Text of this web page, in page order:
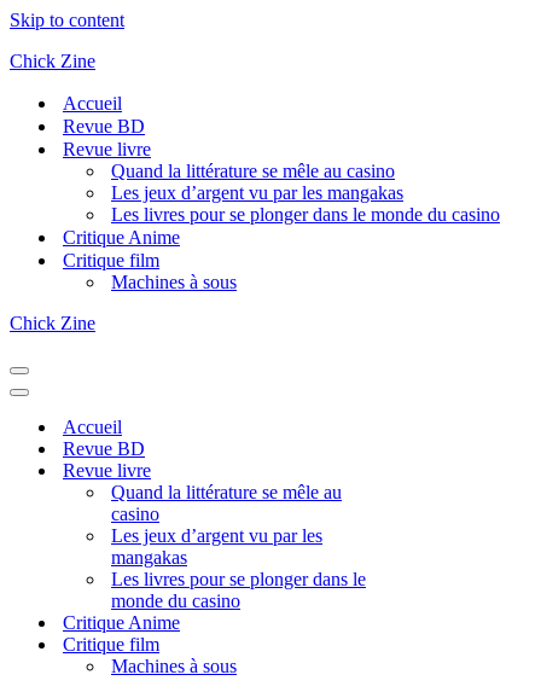
Skip to content
Chick Zine
Accueil
Revue BD
Revue livre
Quand la littérature se mêle au casino
Les jeux d’argent vu par les mangakas
Les livres pour se plonger dans le monde du casino
Critique Anime
Critique film
Machines à sous
Chick Zine
Navigation
Menu
Navigation
Accueil
Revue BD
Revue livre
Quand la littérature se mêle au
casino
Les jeux d’argent vu par les
mangakas
Les livres pour se plonger dans le
monde du casino
Critique Anime
Critique film
Machines à sous